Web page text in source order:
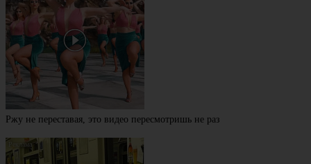
Ржу не переставая, это видео пересмотришь не раз